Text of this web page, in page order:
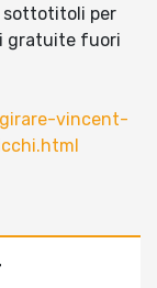
sottotitoli per
gratuite fuori
vincent-